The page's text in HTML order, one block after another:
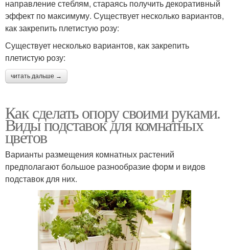
направление стеблям, стараясь получить декоративный
эффект по максимуму. Существует несколько вариантов,
как закрепить плетистую розу:
Существует несколько вариантов, как закрепить
плетистую розу:
читать дальше →
Как сделать опору своими руками.
Виды подставок для комнатных
цветов
Варианты размещения комнатных растений
предполагают большое разнообразие форм и видов
подставок для них.